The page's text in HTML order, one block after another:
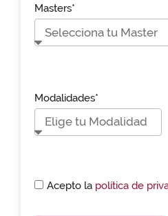
Masters*
Modalidades*
Acepto la política de